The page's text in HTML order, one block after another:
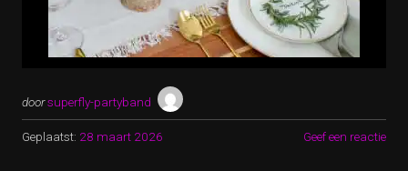
doorsuperfly-partyband
Geplaatst: 28 maart 2026 Geef een reactie